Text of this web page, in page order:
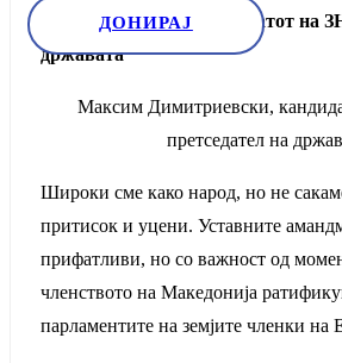
ДОНИРАЈ
решенија“ – вели кандидатот
државата
Максим Димитриевски,
претседател на
Широки сме како народ, но не
притисок и уцени. Уставните
прифатливи, но со важност од
членството на Македонија
парламентите на земјите членки на